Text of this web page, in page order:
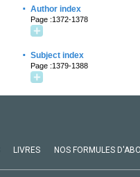
· Author index
Page :1372-1378
· Subject index
Page :1379-1388
LIVRES NOS FORMULES